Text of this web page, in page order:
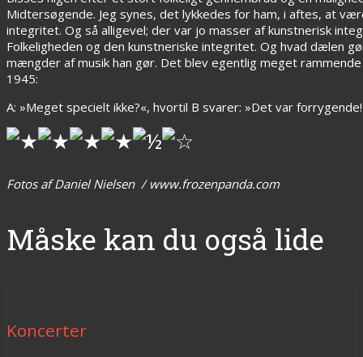
Midtersøgende. Jeg synes, det lykkedes for ham, i aftes, at
integritet. Og så alligevel; der var jo masser af kunstnerisk
Folkeligheden og den kunstneriske integritet. Og hvad dælen
mængder af musik han gør. Det blev egentlig meget
1945:
A: »Meget specielt ikke?«, hvortil B svarer: »Det var
Fotos af Daniel Nielsen / www.frozenpanda.com
Måske kan du også lide
Koncerter